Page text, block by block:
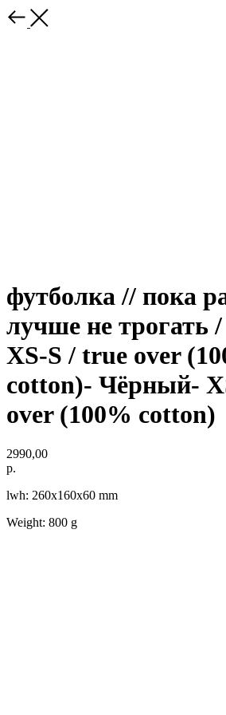
футболка // пока
лучше не трогать
XS-S / true over
cotton)- Чёрный-
over (100% cotton)
2990,00
р.
lwh: 260x160x60 mm
Weight: 800 g